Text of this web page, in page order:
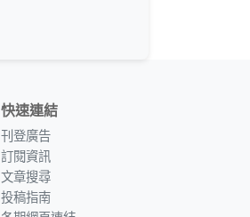
快速連結
刊登廣告
訂閱資訊
文章搜尋
投稿指南